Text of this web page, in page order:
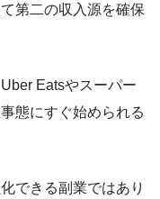
第二の収入源を確保
Eatsやスーパー
態にすぐ始められる
できる副業ではあり